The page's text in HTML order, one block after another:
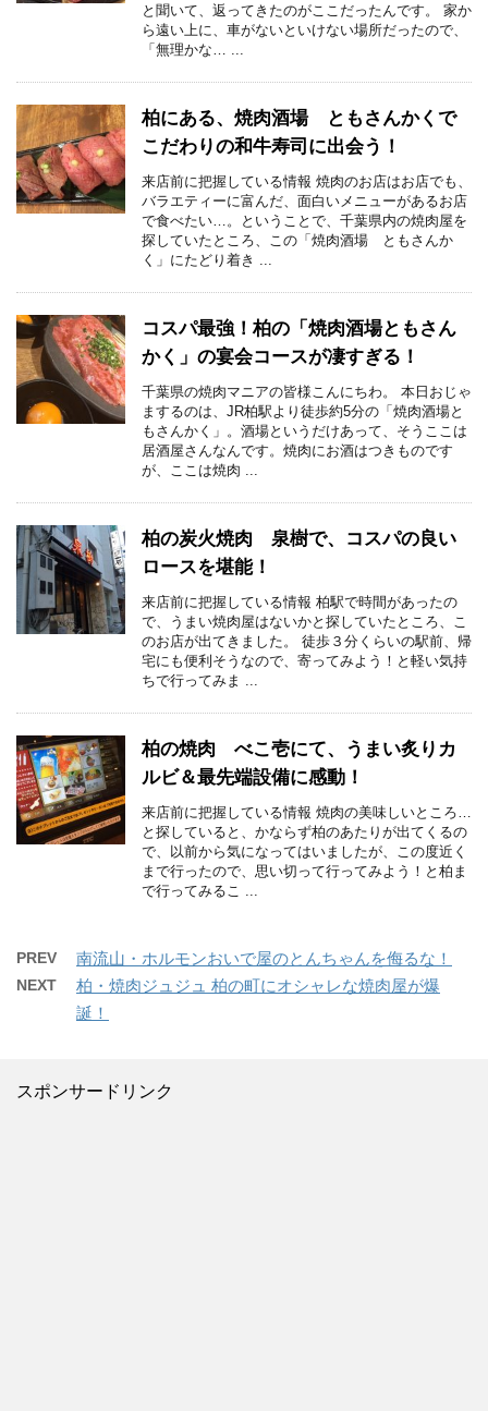
と聞いて、返ってきたのがここだったんです。 家か
ら遠い上に、車がないといけない場所だったので、
「無理かな… ...
柏にある、焼肉酒場 ともさんかくで
こだわりの和牛寿司に出会う！
来店前に把握している情報 焼肉のお店はお店でも、
バラエティーに富んだ、面白いメニューがあるお店
で食べたい…。ということで、千葉県内の焼肉屋を
探していたところ、この「焼肉酒場 ともさんか
く」にたどり着き ...
コスパ最強！柏の「焼肉酒場ともさん
かく」の宴会コースが凄すぎる！
千葉県の焼肉マニアの皆様こんにちわ。 本日おじゃ
まするのは、JR柏駅より徒歩約5分の「焼肉酒場と
もさんかく」。酒場というだけあって、そうここは
居酒屋さんなんです。焼肉にお酒はつきものです
が、ここは焼肉 ...
柏の炭火焼肉 泉樹で、コスパの良い
ロースを堪能！
来店前に把握している情報 柏駅で時間があったの
で、うまい焼肉屋はないかと探していたところ、こ
のお店が出てきました。 徒歩３分くらいの駅前、帰
宅にも便利そうなので、寄ってみよう！と軽い気持
ちで行ってみま ...
柏の焼肉 べこ壱にて、うまい炙りカ
ルビ＆最先端設備に感動！
来店前に把握している情報 焼肉の美味しいところ…
と探していると、かならず柏のあたりが出てくるの
で、以前から気になってはいましたが、この度近く
まで行ったので、思い切って行ってみよう！と柏ま
で行ってみるこ ...
PREV 南流山・ホルモンおいで屋のとんちゃんを侮るな！
NEXT
柏・焼肉ジュジュ 柏の町にオシャレな焼肉屋が爆
誕！
スポンサードリンク